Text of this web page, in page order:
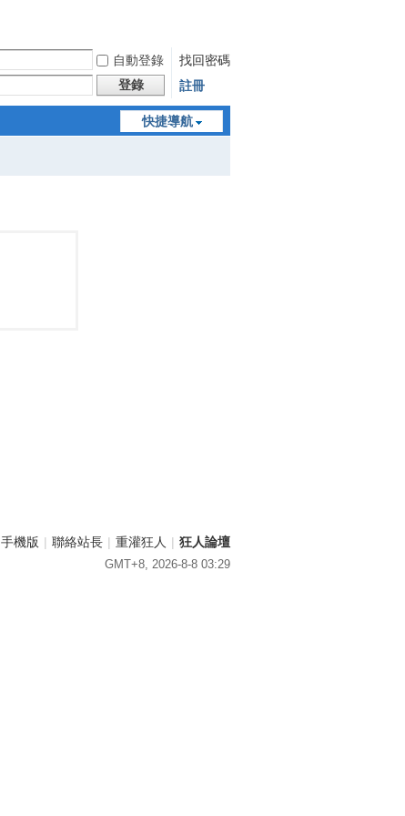
自動登錄
找回密碼
登錄 註冊
快捷導航
手機版 | 聯絡站長 | 重灌狂人 | 狂人論壇
GMT+8, 2026-8-8 03:29